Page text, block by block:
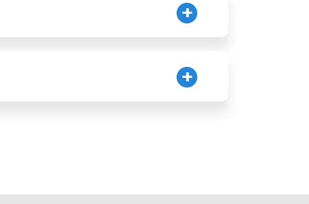
сфере и находитесь в поиске